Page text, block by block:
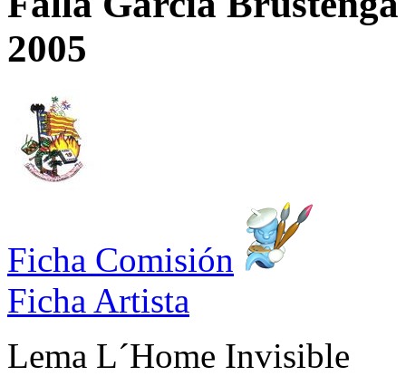
2005
Ficha Comisión
Ficha Artista
Lema L´Home Invisible